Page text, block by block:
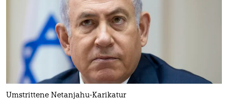
Umstrittene Netanjahu-Karikatur